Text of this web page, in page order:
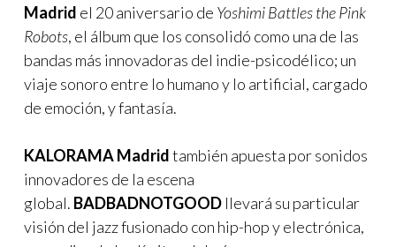
Madrid el 20 aniversario de Yoshimi Battles the Pink
Robots, el álbum que los consolidó como una de las
bandas más innovadoras del indie-psicodélico; un
viaje sonoro entre lo humano y lo artificial, cargado
de emoción, y fantasía.
KALORAMA Madridtambién apuesta por sonidos
innovadores de la escena
global. BADBADNOTGOOD llevará su particular
visión del jazz fusionado con hip-hop y electrónica,